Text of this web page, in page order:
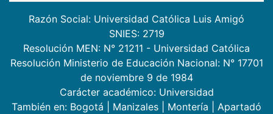
Razón Social: Universidad Católica Luis Amigó
SNIES: 2719
Resolución MEN: N° 21211 - Universidad Católica
Resolución Ministerio de Educación Nacional: N° 17701
de noviembre 9 de 1984
Carácter académico: Universidad
También en: Bogotá Manizales Montería
Apartadó